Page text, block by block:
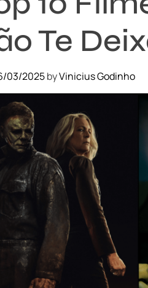
Te
03/2025byVinicius Godinho